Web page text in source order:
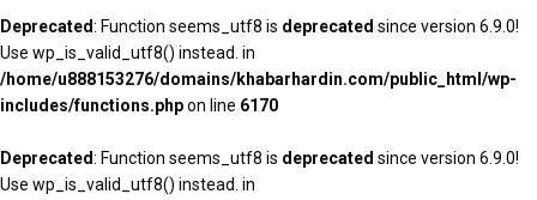
Deprecated: Function seems_utf8 is deprecated since version 6.9.0!
Use wp_is_valid_utf8() instead. in
/home/u888153276/domains/khabarhardin.com/public_html/wp-
includes/functions.phpon line 6170
Deprecated: Function seems_utf8 is deprecated since version 6.9.0!
Use wp_is_valid_utf8() instead. in